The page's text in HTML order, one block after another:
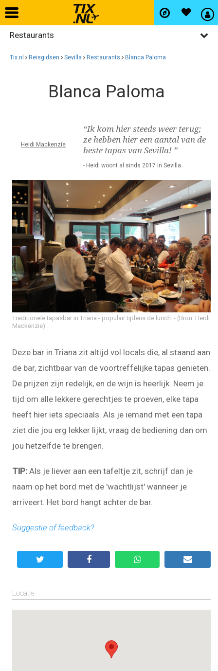
Home
Hotels
Activiteiten
Restaurants
Algemeen
Bezienswaardigheden
Tix.nl Reisgidsen Sevilla Restaurants Blanca Paloma
Blanca Paloma
Heidi Mackenzie
“Ik kom hier steeds weer terug;
ze hebben hier een aantal van de
beste tapas van Sevilla! ”
- Heidi woont al sinds 2017 in Sevilla
Traditionele tapasbar in Triana - populair tijdens de lunch.
(Bron: Heidi
Mackenzie)
Deze bar in Triana zit altijd vol locals die, al staand aan
de bar, zichtbaar van de voortreffelijke tapas genieten.
De prijzen zijn redelijk, en de wijn is heerlijk. Neem je
tijd om alle lekkere gerechtjes te proeven, elke tapa
heeft hier iets speciaals. Als je iemand met een tapa
ziet die jou erg lekker lijkt, vraag de bediening dan om
jou hetzelfde te brengen.
TIP: Als je liever aan een tafeltje zit, schrijf dan je
naam op het bord met de 'wachtlijst' wanneer je
arriveert. Het bord hangt achter de bar.
Suggestie of feedback?
Locatie